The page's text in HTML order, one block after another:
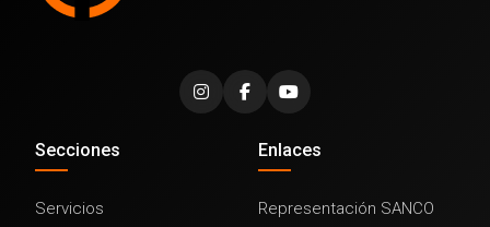
Secciones
Servicios
Enlaces
Representación SANCO